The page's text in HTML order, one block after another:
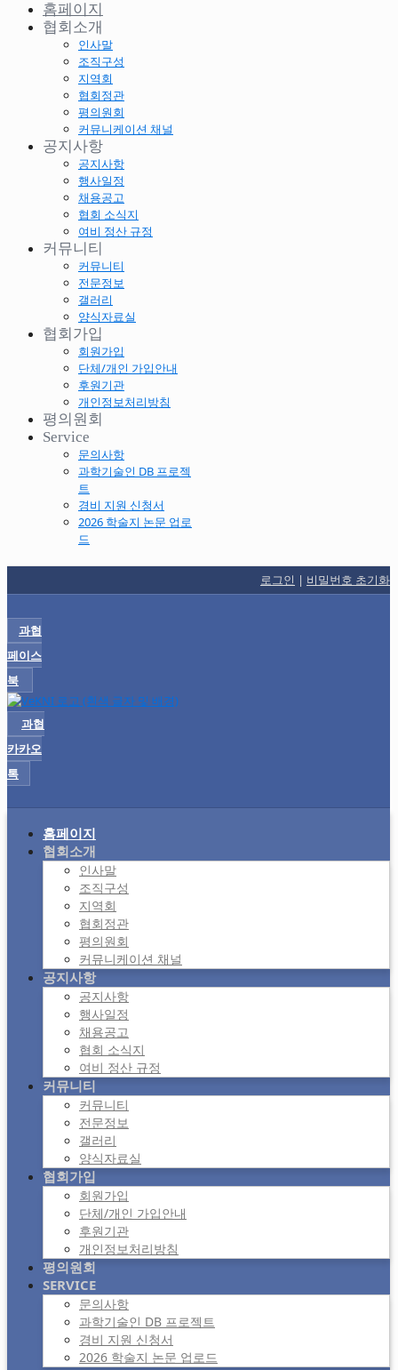
홈페이지
협회소개
인사말
조직구성
지역회
협회정관
평의원회
커뮤니케이션 채널
공지사항
공지사항
행사일정
채용공고
협회 소식지
여비 정산 규정
커뮤니티
커뮤니티
전문정보
갤러리
양식자료실
협회가입
회원가입
단체/개인 가입안내
후원기관
개인정보처리방침
평의원회
Service
문의사항
과학기술인 DB 프로젝
트
경비 지원 신청서
2026 학술지 논문 업로
드
로그인 | 비밀번호 초기화
과협
페이스
북
과협
카카오
톡
홈페이지
협회소개
인사말
조직구성
지역회
협회정관
평의원회
커뮤니케이션 채널
공지사항
공지사항
행사일정
채용공고
협회 소식지
여비 정산 규정
커뮤니티
커뮤니티
전문정보
갤러리
양식자료실
협회가입
회원가입
단체/개인 가입안내
후원기관
개인정보처리방침
평의원회
SERVICE
문의사항
과학기술인 DB 프로젝트
경비 지원 신청서
2026 학술지 논문 업로드